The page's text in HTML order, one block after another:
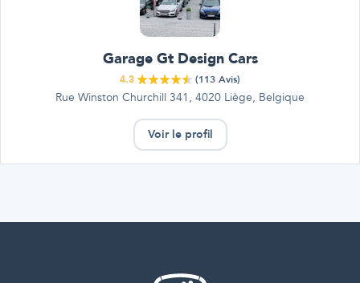
Garage Gt Design Cars
4.3 (113 Avis)
Rue Winston Churchill 341, 4020 Liège, Belgique
Voir le profil